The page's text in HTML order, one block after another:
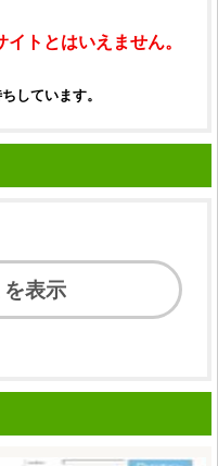
トとはいえません。
しています。
表示